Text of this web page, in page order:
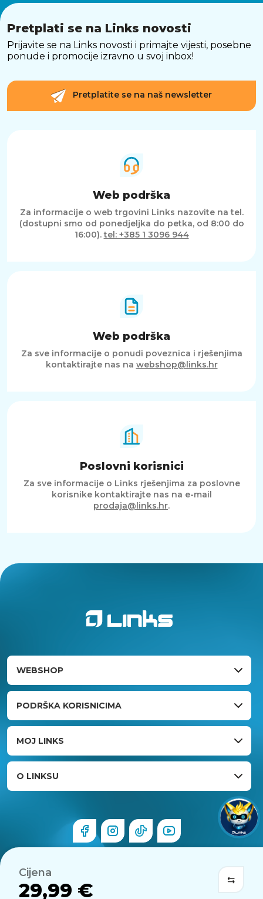
Cijena
29,99 €
Pretplati se na Links novosti
Prijavite se na Links novosti i primajte vijesti, posebne
ponude i promocije izravno u svoj inbox!
Pretplatite se na naš newsletter
Web podrška
Za informacije o web trgovini Links nazovite na tel.
(dostupni smo od ponedjeljka do petka, od 8:00 do
16:00).tel: +385 1 3096 944
Web podrška
Za sve informacije o ponudi poveznica i rješenjima
kontaktirajte nas na webshop@links.hr
Poslovni korisnici
Za sve informacije o Links rješenjima za poslovne
korisnike kontaktirajte nas na e-mail
prodaja@links.hr.
WEBSHOP
PODRŠKA KORISNICIMA
MOJ LINKS
O LINKSU